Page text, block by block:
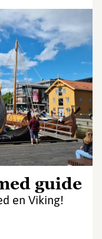
guide
en Viking!